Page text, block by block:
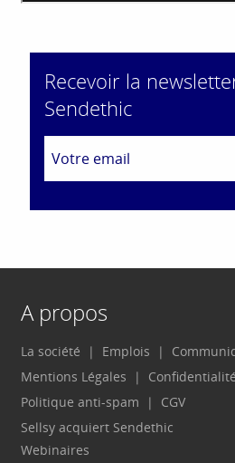
Recevoir la
Sendethic
A propos
La société Emplois
Mentions Légales
Confidentialité
Politique anti-spam
CGV
Sellsy acquiert Sendethic
Webinaires